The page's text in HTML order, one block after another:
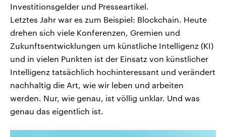
Investitionsgelder und Presseartikel.
Letztes Jahr war es zum Beispiel: Blockchain. Heute
drehen sich viele Konferenzen, Gremien und
Zukunftsentwicklungen um künstliche Intelligenz (KI)
und in vielen Punkten ist der Einsatz von künstlicher
Intelligenz tatsächlich hochinteressant und verändert
nachhaltig die Art, wie wir leben und arbeiten
werden. Nur, wie genau, ist völlig unklar. Und was
genau das eigentlich ist.